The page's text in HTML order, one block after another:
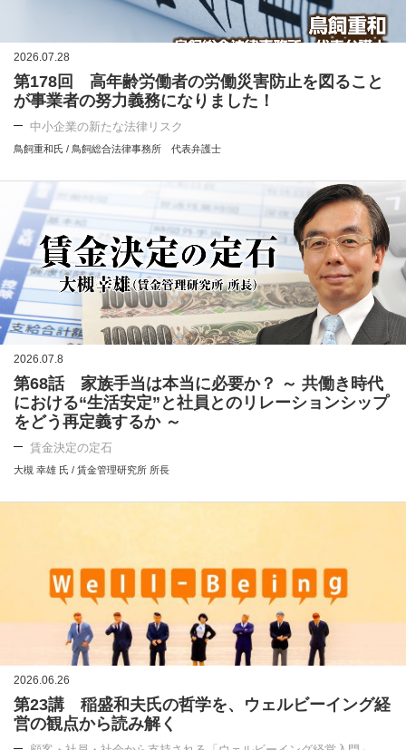
2026.07.28
第178回 高年齢労働者の労働災害防止を図ること
が事業者の努力義務になりました！
中小企業の新たな法律リスク
鳥飼重和氏 / 鳥飼総合法律事務所 代表弁護士
2026.07.8
第68話 家族手当は本当に必要か？ ～ 共働き時代
における“生活安定”と社員とのリレーションシップ
をどう再定義するか ～
賃金決定の定石
大槻 幸雄 氏 / 賃金管理研究所 所長
2026.06.26
第23講 稲盛和夫氏の哲学を、ウェルビーイング経
営の観点から読み解く